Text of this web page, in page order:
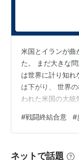
米国とイランが曲
た。 まだ大きな
は世界に計り知れ
は下がり、 世界
われた米国の大統
寄りは、少なくと
同 したのであろ
バノンに向けてた
#戦闘終結合意 #
ネットで話題